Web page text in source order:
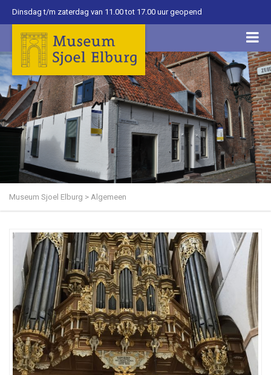
Dinsdag t/m zaterdag van 11.00 tot 17.00 uur geopend
Museum Sjoel Elburg > Algemeen